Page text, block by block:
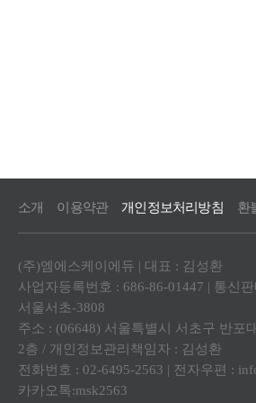
소개 이용약관 개인정보처리방침 환
(주)엠에스케이에듀 | 대표 : 김성환
사업자등록번호 : 686-86-01447 | 통신
서울서초-3808
주소 : (06648) 서울특별시 서초구 반포
2층 / 개인정보관리책임자 : 김성환
전화번호 : 02-6495-2563 | 전자우편 :
카카오톡:msk2563